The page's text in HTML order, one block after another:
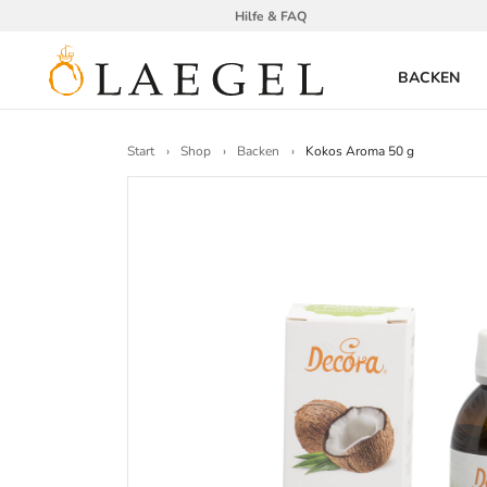
Hilfe & FAQ
BACKEN
Start Shop Backen Kokos Aroma 50 g